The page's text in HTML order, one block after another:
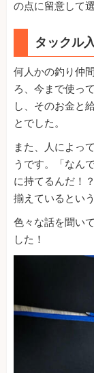
の点に留意して
タックル
何人かの釣り仲
ろ、今まで使っ
し、そのお金と
とでした。
また、人によっ
うです。「なん
に持てるんだ！
揃えているとい
色々な話を聞い
した！